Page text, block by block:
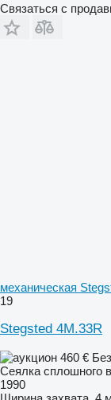
Связаться с
механическая
19
Stegsted 4M.33R
460 €
Сеялка сплошного
1990